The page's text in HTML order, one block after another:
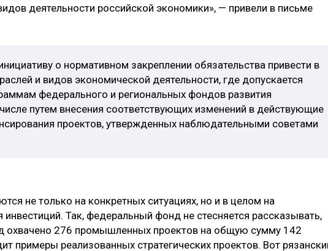
деятельности российской экономики», — привели в письме
о нормативном закреплении обязательства привести в
и видов экономической деятельности, где допускается
федерального и региональных фондов развития
путем внесения соответствующих изменений в действующие
проектов, утвержденных наблюдательными советами
не только на конкретных ситуациях, но и в целом на
инвестиций. Так, федеральный фонд не стесняется рассказывать,
охвачено 276 промышленных проектов на общую сумму 142
примеры реализованных стратегических проектов. Вот